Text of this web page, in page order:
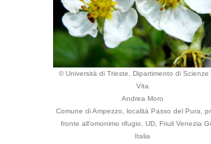
© Università di Trieste, Dipartimento di Scienze
Vita
Andrea Moro
Comune di Ampezzo, località Passo del Pura,
fronte all'omonimo rifugio, UD, Friuli Venezia
Italia